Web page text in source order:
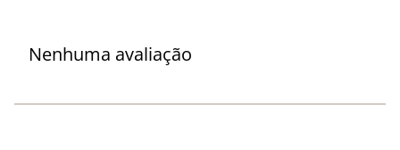
Nenhuma avaliação